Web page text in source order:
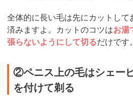
全体的に長い毛は先にカットし
済みますよ。カットのコツはお湯
張らないようにして切るだけです。
②ペニス上の毛はシェー
を付けて剃る